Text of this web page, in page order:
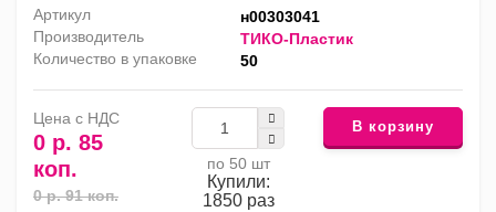
Артикул
н00303041
Производитель
ТИКО-Пластик
Количество в упаковке
50
Цена с НДС
0 р. 85
коп.
0 р. 91 коп.
по 50 шт
Купили:
1850 раз
В корзину